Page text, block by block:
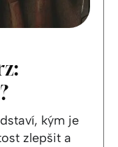
kým je
zlepšit a